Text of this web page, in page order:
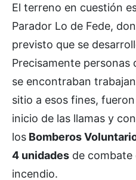
El terreno en cuestión
Parador Lo de Fede,
previsto que se
Precisamente personas
se encontraban
sitio a esos fines,
inicio de las llamas y
los Bomberos
4 unidades de combate
incendio.